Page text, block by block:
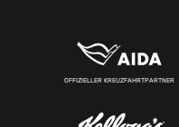
OFFIZIELLER KREUZFAHRTPARTNER